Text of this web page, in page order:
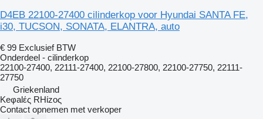
D4EB 22100-27400 cilinderkop voor Hyundai SANTA FE,
i30, TUCSON, SONATA, ELANTRA, auto
€ 99 Exclusief BTW
Onderdeel - cilinderkop
22100-27400, 22111-27400, 22100-27800, 22100-27750, 22111-
27750
Griekenland
Keφalές RHίzoς
Contact opnemen met verkoper